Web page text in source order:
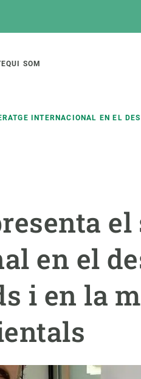
QUI SOM
INTERNACIONAL EN EL
en el
i en la
dels ecosistemes
Solucions
Política i